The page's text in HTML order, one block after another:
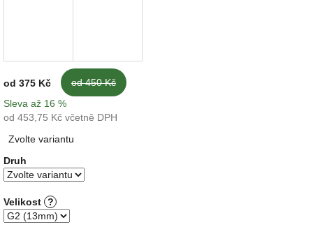
od 375 Kč
od 450 Kč
Sleva až 16 %
od 453,75 Kč včetně DPH
cena:
Zvolte variantu
Druh
Velikost ?